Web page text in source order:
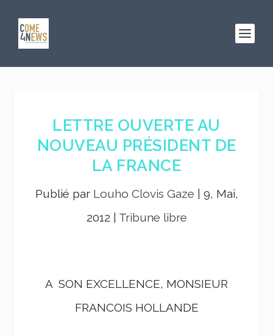
LETTRE OUVERTE AU
NOUVEAU PRÉSIDENT DE
LA FRANCE
Publié par Louho Clovis Gaze
9, Mai,
2012
Tribune libre
A SON EXCELLENCE, MONSIEUR
FRANCOIS HOLLANDE